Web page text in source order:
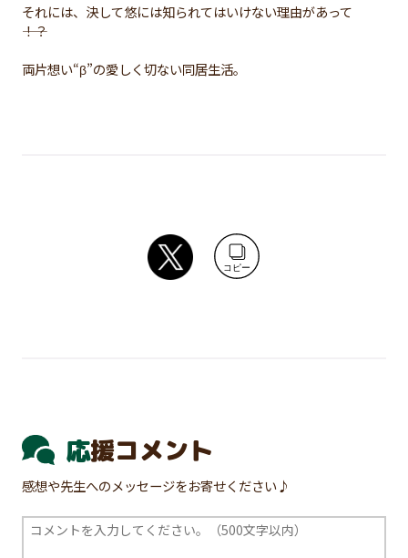
それには、決して悠には知られてはいけない理由があって
――！？
両片想い“β”の愛しく切ない同居生活。
コピー
応援コメント
感想や先生へのメッセージをお寄せください♪